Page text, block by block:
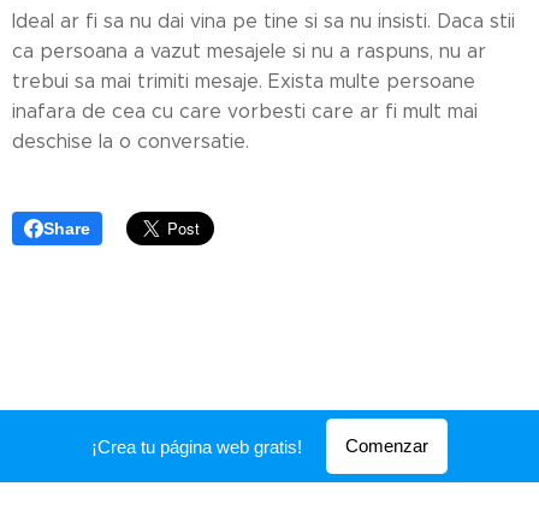
Ideal ar fi sa nu dai vina pe tine si sa nu insisti. Daca stii
ca persoana a vazut mesajele si nu a raspuns, nu ar
trebui sa mai trimiti mesaje. Exista multe persoane
inafara de cea cu care vorbesti care ar fi mult mai
deschise la o conversatie.
Share
Creado conWebnode
¡Crea tu página web gratis! Comenzar